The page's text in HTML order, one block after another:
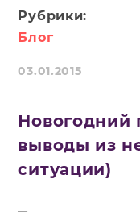
Рубрики:
Блог
03.01.2015
Новогодний
выводы из
ситуации)